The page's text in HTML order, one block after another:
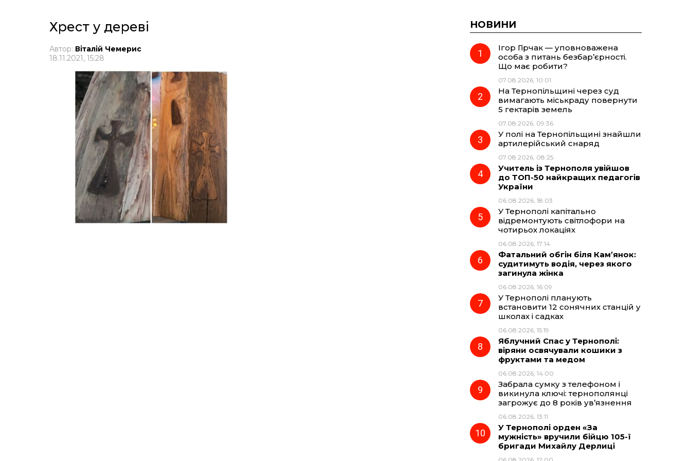
Хрест у дереві
Автор: Віталій Чемерис
18.11.2021, 15:28
НОВИНИ
Ігор Гірчак — уповноважена
особа з питань безбар’єрності.
Що має робити?
07.08.2026, 10:01
На Тернопільщині через суд
вимагають міськраду повернути
5 гектарів земель
07.08.2026, 09:36
У полі на Тернопільщині знайшли
артилерійський снаряд
07.08.2026, 08:25
Учитель із Тернополя увійшов
до ТОП-50 найкращих педагогів
України
06.08.2026, 18:03
У Тернополі капітально
відремонтують світлофори на
чотирьох локаціях
06.08.2026, 17:14
Фатальний обгін біля Кам’янок:
судитимуть водія, через якого
загинула жінка
06.08.2026, 16:09
У Тернополі планують
встановити 12 сонячних станцій у
школах і садках
06.08.2026, 15:19
Яблучний Спас у Тернополі:
віряни освячували кошики з
фруктами та медом
06.08.2026, 14:00
Забрала сумку з телефоном і
викинула ключі: тернополянці
загрожує до 8 років ув’язнення
06.08.2026, 13:11
У Тернополі орден «За
мужність» вручили бійцю 105-ї
бригади Михайлу Дерлиці